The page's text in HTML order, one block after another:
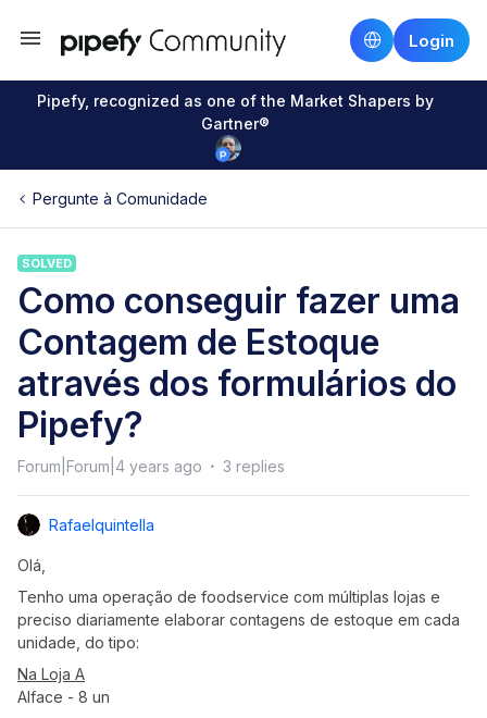
Login
Pipefy, recognized as one of the Market Shapers by
Gartner®
Pergunte à Comunidade
SOLVED
Como conseguir fazer uma
Contagem de Estoque
através dos formulários do
Pipefy?
Forum|Forum|4 years ago 3 replies
Rafaelquintella
Olá,
Tenho uma operação de foodservice com múltiplas lojas e
preciso diariamente elaborar contagens de estoque em cada
unidade, do tipo:
Na Loja A
Alface - 8 un